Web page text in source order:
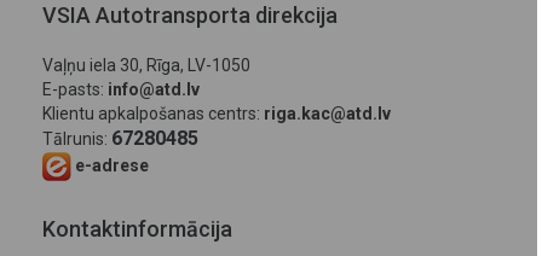
VSIA Autotransporta direkcija
Vaļņu iela 30, Rīga, LV-1050
E-pasts: info@atd.lv
Klientu apkalpošanas centrs: riga.kac@atd.lv
Tālrunis: 67280485
e-adrese
Kontaktinformācija